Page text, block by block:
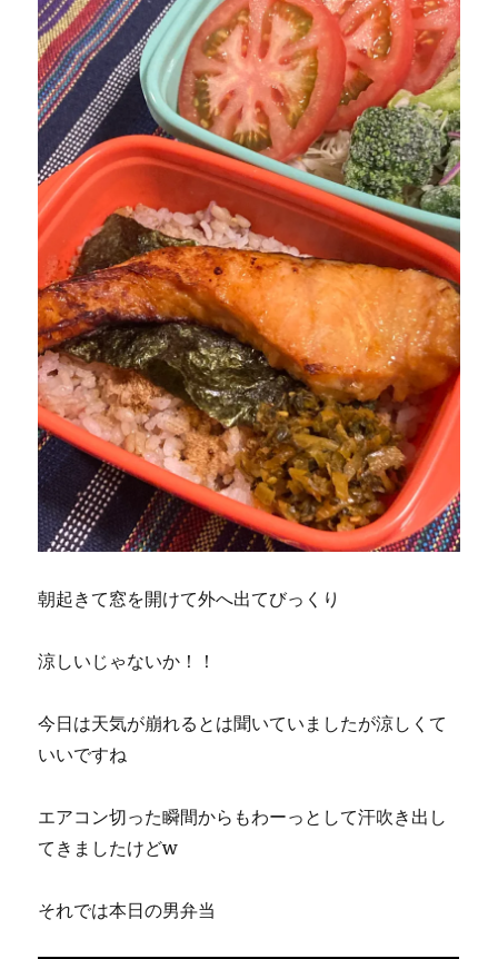
ろ
と
う
で
た
ま
ご
に
朝起きて窓を開けて外へ出てびっくり
涼しいじゃないか！！
今日は天気が崩れるとは聞いていましたが涼しくて
いいですね
エアコン切った瞬間からもわーっとして汗吹き出し
てきましたけどw
それでは本日の男弁当